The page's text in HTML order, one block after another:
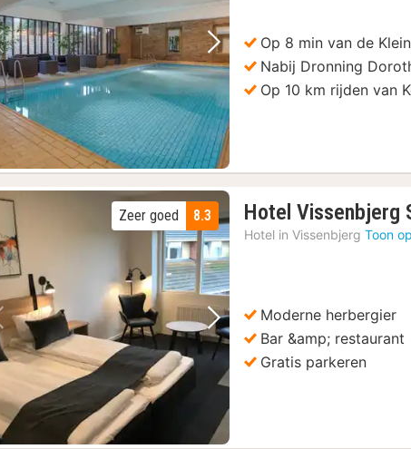
Vorige foto Volgende foto
Op 8 min van de
Nabij Dronning
Op 10 km rijden van
Vorige foto Volgende foto
8.3
Zeer goed Hotel Vissenbjerg
Hotel in Vissenbjerg Toon
Moderne herbergier
Bar &amp; restaurant
Gratis parkeren